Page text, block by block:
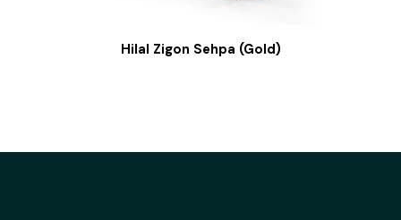
Hilal Zigon Sehpa (Gold)